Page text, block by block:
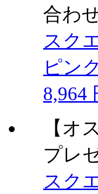
合わ
スク
ピン
8,964
【オ
プレ
スク